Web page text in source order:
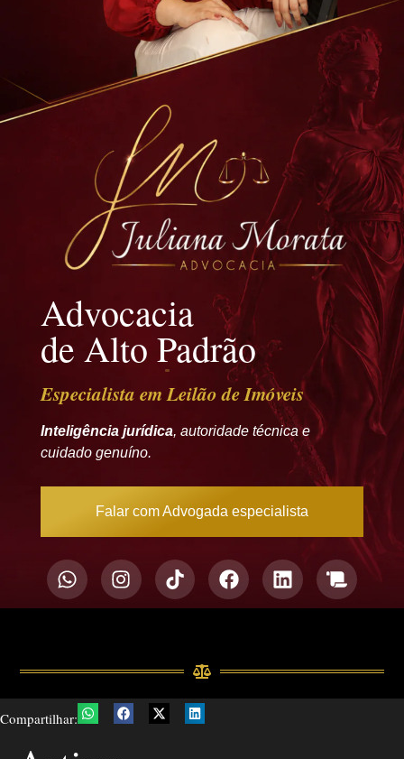
Advocacia
de Alto Padrão
Especialista em Leilão de Imóveis
Inteligência jurídica, autoridade técnica e
cuidado genuíno.
Falar com Advogada especialista
Compartilhar: